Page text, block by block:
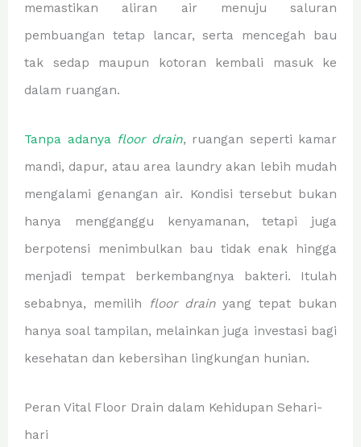
memastikan aliran air menuju saluran
pembuangan tetap lancar, serta mencegah bau
tak sedap maupun kotoran kembali masuk ke
dalam ruangan.
Tanpa adanya floor drain, ruangan seperti kamar
mandi, dapur, atau area laundry akan lebih mudah
mengalami genangan air. Kondisi tersebut bukan
hanya mengganggu kenyamanan, tetapi juga
berpotensi menimbulkan bau tidak enak hingga
menjadi tempat berkembangnya bakteri. Itulah
sebabnya, memilih
floor drainyang tepat bukan
hanya soal tampilan, melainkan juga investasi bagi
kesehatan dan kebersihan lingkungan hunian.
Peran Vital Floor Drain dalam Kehidupan Sehari-
hari